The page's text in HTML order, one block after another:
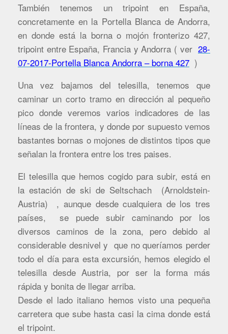
También tenemos un tripoint en España,
concretamente en la Portella Blanca de Andorra,
en donde está la borna o mojón fronterizo 427,
tripoint entre España, Francia y Andorra ( ver 28-
07-2017-Portella Blanca Andorra – borna 427 )
Una vez bajamos del telesilla, tenemos que
caminar un corto tramo en dirección al pequeño
pico donde veremos varios indicadores de las
líneas de la frontera, y donde por supuesto vemos
bastantes bornas o mojones de distintos tipos que
señalan la frontera entre los tres paises.
El telesilla que hemos cogido para subir, está en
la estación de ski de Seltschach (Arnoldstein-
Austria) , aunque desde cualquiera de los tres
países, se puede subir caminando por los
diversos caminos de la zona, pero debido al
considerable desnivel y que no queríamos perder
todo el día para esta excursión, hemos elegido el
telesilla desde Austria, por ser la forma más
rápida y bonita de llegar arriba.
Desde el lado italiano hemos visto una pequeña
carretera que sube hasta casi la cima donde está
el tripoint.